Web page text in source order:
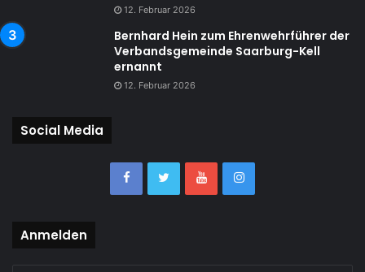
12. Februar 2026
Bernhard Hein zum Ehrenwehrführer der
Verbandsgemeinde Saarburg-Kell
ernannt
12. Februar 2026
Social Media
Anmelden